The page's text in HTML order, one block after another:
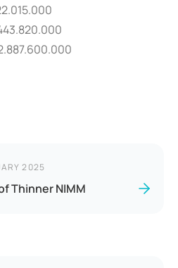
2025
Thinner NIMM